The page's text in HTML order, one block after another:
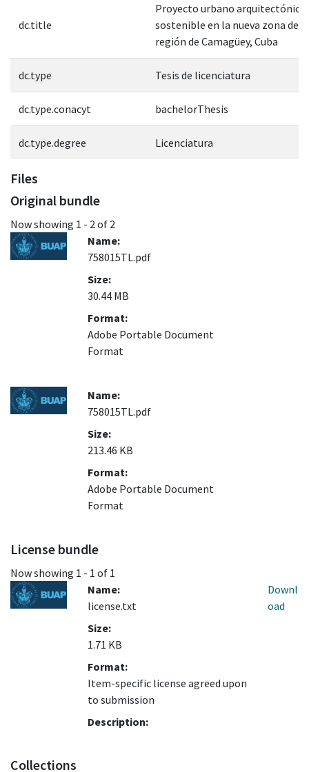
dc.title
Proyecto urbano arquitectónico
sostenible en la nueva zona de
región de Camagüey, Cuba
dc.type Tesis de licenciatura
dc.type.conacyt bachelorThesis
dc.type.degree Licenciatura
Files
Original bundle
Now showing 1 - 2 of 2
Name:
758015TL.pdf
Size:
30.44 MB
Format:
Adobe Portable Document
Format
Name:
758015TL.pdf
Size:
213.46 KB
Format:
Adobe Portable Document
Format
License bundle
Now showing 1 - 1 of 1
Name:
license.txt
Size:
1.71 KB
Format:
Item-specific license agreed upon
to submission
Description:
Downl
oad
Collections